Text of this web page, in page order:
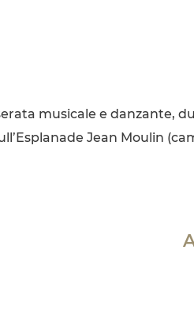
musicale e danzante,
Jean Moulin